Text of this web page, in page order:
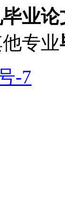
业论
专业
-7